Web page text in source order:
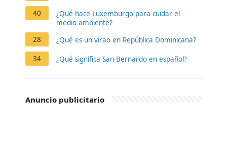
40
¿Qué hace Luxemburgo para cuidar el
medio ambiente?
28
¿Qué es un virao en República Dominicana?
34 ¿Qué significa San Bernardo en español?
Anuncio publicitario